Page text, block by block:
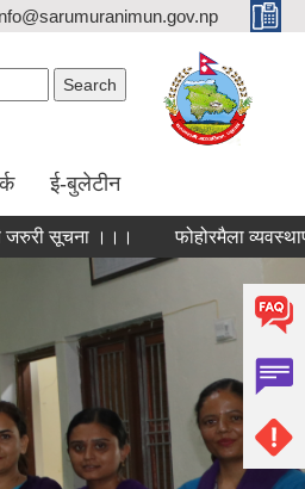
ई-बुलेटीन
सूचना ।।। फोहोरमैला व्यवस्थापन